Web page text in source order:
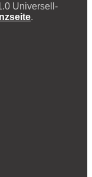
Universell-
.